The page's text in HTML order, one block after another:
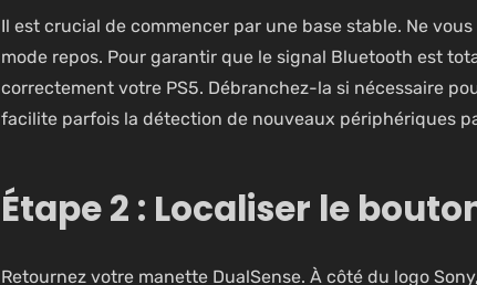
Il est crucial de commencer par une base stable. Ne
mode repos. Pour garantir que le signal Bluetooth est
correctement votre PS5. Débranchez-la si nécessaire
facilite parfois la détection de nouveaux périphériques
Étape 2 : Localiser le
Retournez votre manette DualSense. À côté du logo